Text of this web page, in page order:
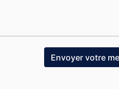
Envoyer votre